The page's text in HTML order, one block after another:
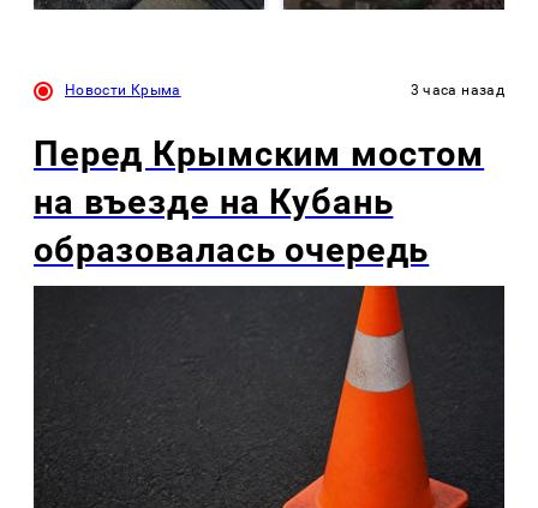
Новости Крыма 3 часа назад
Перед Крымским мостом
на въезде на Кубань
образовалась очередь